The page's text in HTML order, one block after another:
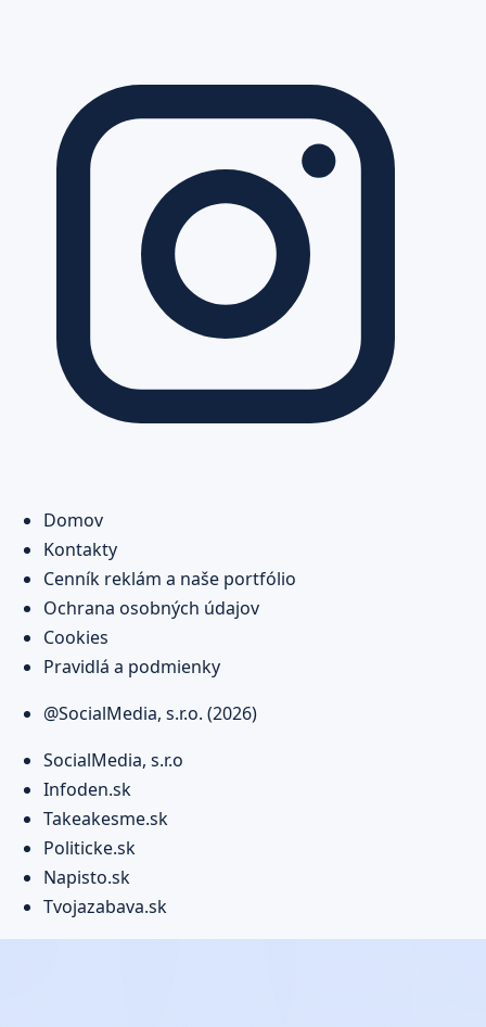
Domov
Kontakty
Cenník reklám a naše portfólio
Ochrana osobných údajov
Cookies
Pravidlá a podmienky
@SocialMedia, s.r.o. (2026)
SocialMedia, s.r.o
Infoden.sk
Takeakesme.sk
Politicke.sk
Napisto.sk
Tvojazabava.sk